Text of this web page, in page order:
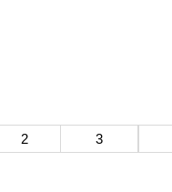
2 3